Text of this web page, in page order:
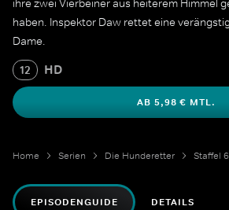
ihre zwei Vierbeiner aus heiterem Himmel
haben. Inspektor Daw rettet eine
Dame.
12 HD
AB 5,98 € MTL.
Home Serien Die Hunderetter Staffel 6
EPISODENGUIDE DETAILS